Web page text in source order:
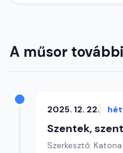
A műsor
2025. 12. 22.
Szentek,
Szerkesztő: